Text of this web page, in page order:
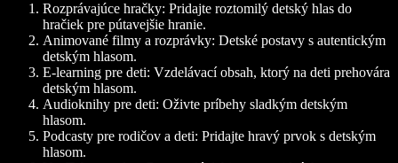
Rozprávajúce hračky: Pridajte roztomilý detský hlas do
hračiek pre pútavejšie hranie.
Animované filmy a rozprávky: Detské postavy s autentickým
detským hlasom.
E-learning pre deti: Vzdelávací obsah, ktorý na deti prehovára
detským hlasom.
Audioknihy pre deti: Oživte príbehy sladkým detským
hlasom.
Podcasty pre rodičov a deti: Pridajte hravý prvok s detským
hlasom.